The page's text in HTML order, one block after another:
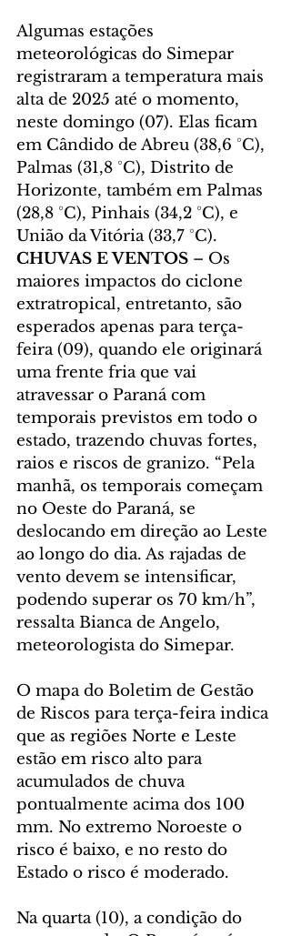
Algumas estações
meteorológicas do Simepar
registraram a temperatura mais
alta de 2025 até o momento,
neste domingo (07). Elas ficam
em Cândido de Abreu (38,6 °C),
Palmas (31,8 °C), Distrito de
Horizonte, também em Palmas
(28,8 °C), Pinhais (34,2 °C), e
União da Vitória (33,7 °C).
CHUVAS E VENTOS – Os
maiores impactos do ciclone
extratropical, entretanto, são
esperados apenas para terça-
feira (09), quando ele originará
uma frente fria que vai
atravessar o Paraná com
temporais previstos em todo o
estado, trazendo chuvas fortes,
raios e riscos de granizo. “Pela
manhã, os temporais começam
no Oeste do Paraná, se
deslocando em direção ao Leste
ao longo do dia. As rajadas de
vento devem se intensificar,
podendo superar os 70 km/h”,
ressalta Bianca de Angelo,
meteorologista do Simepar.
O mapa do Boletim de Gestão
de Riscos para terça-feira indica
que as regiões Norte e Leste
estão em risco alto para
acumulados de chuva
pontualmente acima dos 100
mm. No extremo Noroeste o
risco é baixo, e no resto do
Estado o risco é moderado.
Na quarta (10), a condição do